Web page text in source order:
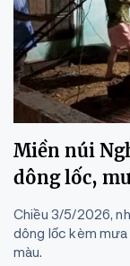
Miền núi
dông lốc,
Chiều 3/5/2026,
dông lốc kèm mưa
màu.